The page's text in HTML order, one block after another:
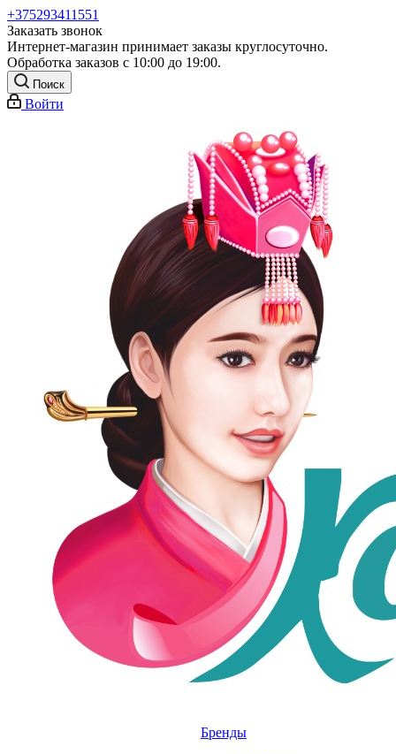
+375293411551
Заказать звонок
Интернет-магазин принимает заказы круглосуточно.
Обработка заказов с 10:00 до 19:00.
Поиск
Войти
Бренды